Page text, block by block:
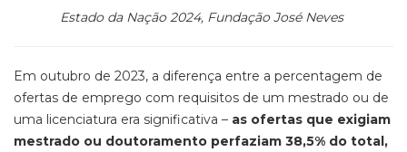
Estado da Nação 2024, Fundação José Neves
Em outubro de 2023, a diferença entre a percentagem de
ofertas de emprego com requisitos de um mestrado ou de
uma licenciatura era significativa – as ofertas que exigiam
mestrado ou doutoramento perfaziam 38,5% do total,